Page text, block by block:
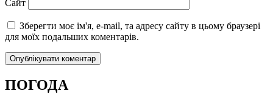
Сайт
Зберегти моє ім'я, e-mail, та адресу сайту в цьому браузері
для моїх подальших коментарів.
ПОГОДА